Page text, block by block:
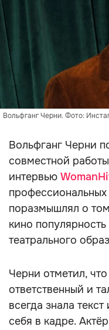
Вольфганг Черни. Фото:
Вольфганг Черни
совместной
интервью
поразмышлял о
кино
театрального
Черни отметил,
ответственный и
всегда знала
себя в кадре.